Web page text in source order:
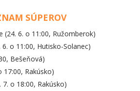
SÚPEROV
(24. 6. o 11:00, Ružomberok)
o 11:00, Hutisko-Solanec)
Bešeňová)
17:00, Rakúsko)
o 18:00, Rakúsko)